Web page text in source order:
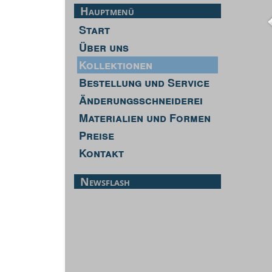
Hauptmenü
Start
Über uns
Kollektionen
Bestellung und Service
Änderungsschneiderei
Materialien und Formen
Preise
Kontakt
Newsflash